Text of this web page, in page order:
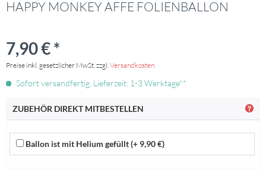
HAPPY MONKEY AFFE FOLIENBALLON
7,90 € *
Preise inkl. gesetzlicher MwSt. zzgl.Versandkosten
Sofort versandfertig, Lieferzeit: 1-3 Werktage**
ZUBEHÖR DIREKT MITBESTELLEN
Ballon ist mit Helium gefüllt (+ 9,90 €)